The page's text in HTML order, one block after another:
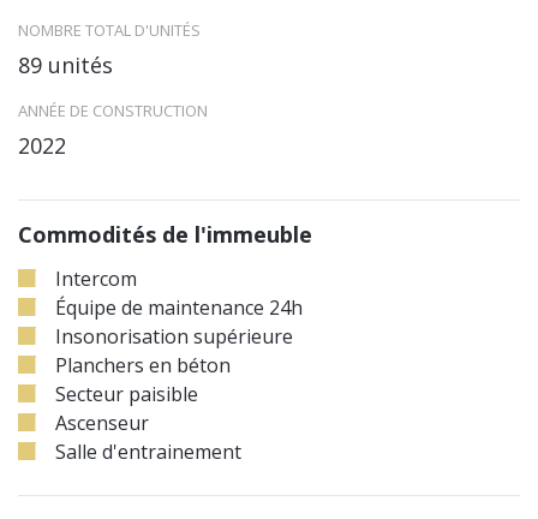
NOMBRE TOTAL D'UNITÉS
89 unités
ANNÉE DE CONSTRUCTION
2022
Commodités de l'immeuble
Intercom
Équipe de maintenance 24h
Insonorisation supérieure
Planchers en béton
Secteur paisible
Ascenseur
Salle d'entrainement